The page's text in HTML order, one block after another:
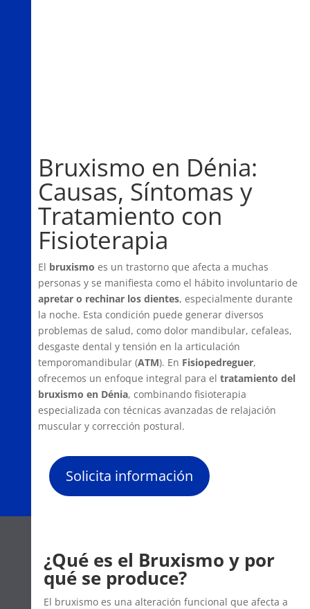
Bruxismo en Dénia:
Causas, Síntomas y
Tratamiento con
Fisioterapia
El bruxismo es un trastorno que afecta a muchas
personas y se manifiesta como el hábito involuntario de
apretar o rechinar los dientes, especialmente durante
la noche. Esta condición puede generar diversos
problemas de salud, como dolor mandibular, cefaleas,
desgaste dental y tensión en la articulación
temporomandibular (ATM). En Fisiopedreguer,
ofrecemos un enfoque integral para el tratamiento del
bruxismo en Dénia, combinando fisioterapia
especializada con técnicas avanzadas de relajación
muscular y corrección postural.
Solicita información
¿Qué es el Bruxismo y por
qué se produce?
El bruxismo es una alteración funcional que afecta a